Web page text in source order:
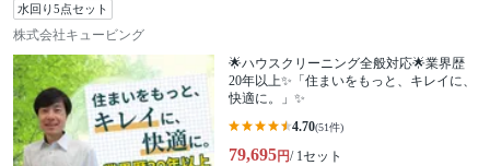
水回り5点セット
株式会社キュービング
🌟ハウスクリーニング全般対応🌟業界歴
20年以上✨「住まいをもっと、キレイに、
快適に。」✨
4.70(51件)
79,695円/ 1セット